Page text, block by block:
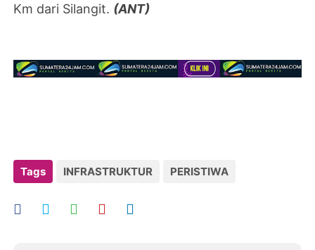
Km dari Silangit. (ANT)
Tags INFRASTRUKTUR PERISTIWA